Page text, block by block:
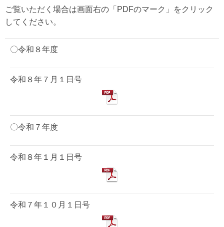
ご覧いただく場合は画面右の「PDFのマーク」をクリック
してください。
〇令和８年度
令和８年７月１日号
〇令和７年度
令和８年１月１日号
令和７年１０月１日号